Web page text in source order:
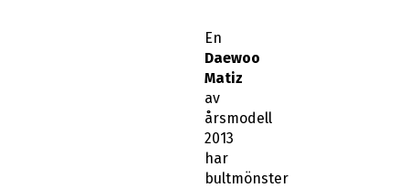
En
Daewoo
Matiz
av
årsmodell
2013
har
bultmönster